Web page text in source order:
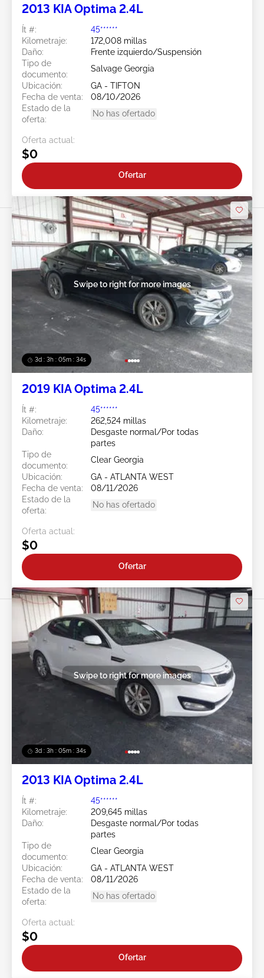
2013 KIA Optima 2.4L
Ít #:
45******
Kilometraje:
172,008 millas
Daño:
Frente izquierdo/Suspensión
Tipo de
documento:
Salvage Georgia
Ubicación:
GA - TIFTON
Fecha de venta:
08/10/2026
Estado de la
oferta:
No has ofertado
Oferta actual:
$0
Ofertar
3d : 3h : 05m : 31s
Swipe to right for more images
2019 KIA Optima 2.4L
Ít #:
45******
Kilometraje:
262,524 millas
Daño:
Desgaste normal/Por todas
partes
Tipo de
documento:
Clear Georgia
Ubicación:
GA - ATLANTA WEST
Fecha de venta:
08/11/2026
Estado de la
oferta:
No has ofertado
Oferta actual:
$0
Ofertar
3d : 3h : 05m : 31s
Swipe to right for more images
2013 KIA Optima 2.4L
Ít #:
45******
Kilometraje:
209,645 millas
Daño:
Desgaste normal/Por todas
partes
Tipo de
documento:
Clear Georgia
Ubicación:
GA - ATLANTA WEST
Fecha de venta:
08/11/2026
Estado de la
oferta:
No has ofertado
Oferta actual:
$0
Ofertar